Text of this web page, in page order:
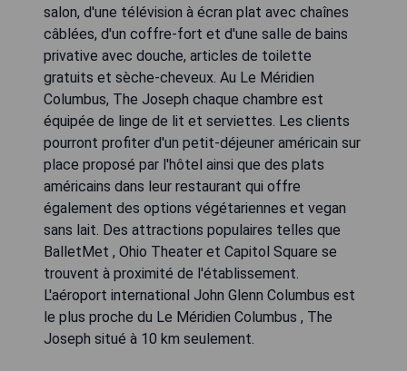
salon, d'une télévision à écran plat avec chaînes
câblées, d'un coffre-fort et d'une salle de bains
privative avec douche, articles de toilette
gratuits et sèche-cheveux. Au Le Méridien
Columbus, The Joseph chaque chambre est
équipée de linge de lit et serviettes. Les clients
pourront profiter d'un petit-déjeuner américain sur
place proposé par l'hôtel ainsi que des plats
américains dans leur restaurant qui offre
également des options végétariennes et vegan
sans lait. Des attractions populaires telles que
BalletMet , Ohio Theater et Capitol Square se
trouvent à proximité de l'établissement.
L'aéroport international John Glenn Columbus est
le plus proche du Le Méridien Columbus , The
Joseph situé à 10 km seulement.